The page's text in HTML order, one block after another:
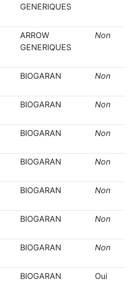
GENERIQUES
ARROW
GENERIQUES
Non
BIOGARAN Non
BIOGARAN Non
BIOGARAN Non
BIOGARAN Non
BIOGARAN Non
BIOGARAN Non
BIOGARAN Non
BIOGARAN Oui